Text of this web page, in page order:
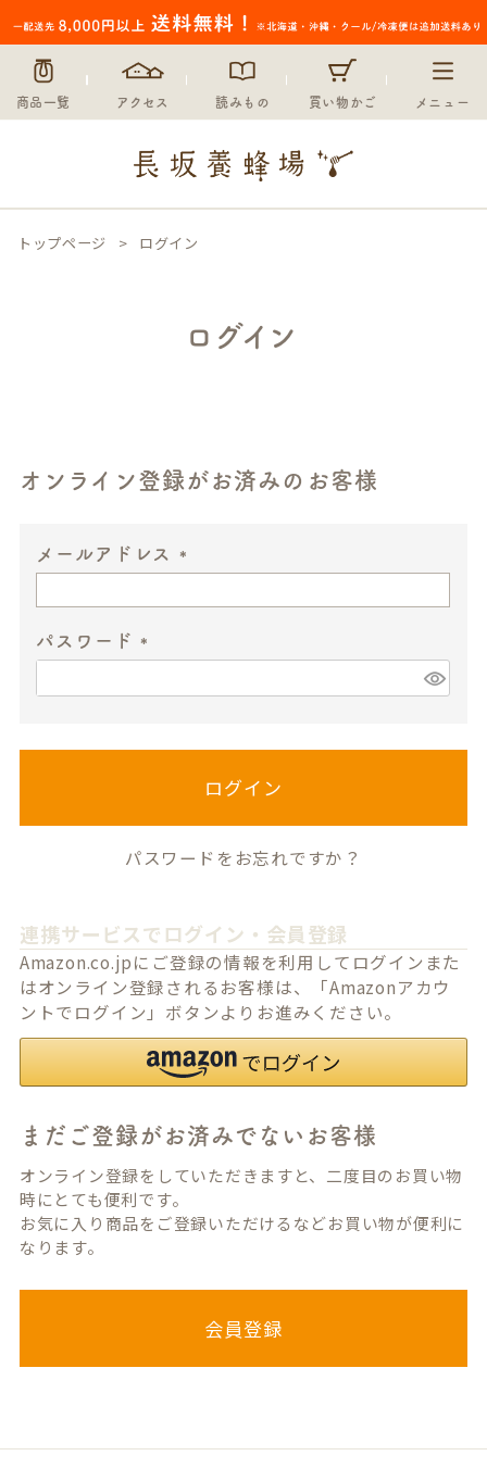
商品一覧 アクセス 読みもの 買い物かご メニュー
トップページ ログイン
ログイン
オンライン登録がお済みのお客様
メールアドレス
パスワード
必
ログイン
パスワードをお忘れですか？
連携サービスでログイン・会員登録
Amazon.co.jpにご登録の情報を利用してログインまた
はオンライン登録されるお客様は、「Amazonアカウ
ントでログイン」ボタンよりお進みください。
まだご登録がお済みでないお客様
オンライン登録をしていただきますと、二度目のお買い物
時にとても便利です。
お気に入り商品をご登録いただけるなどお買い物が便利に
なります。
会員登録